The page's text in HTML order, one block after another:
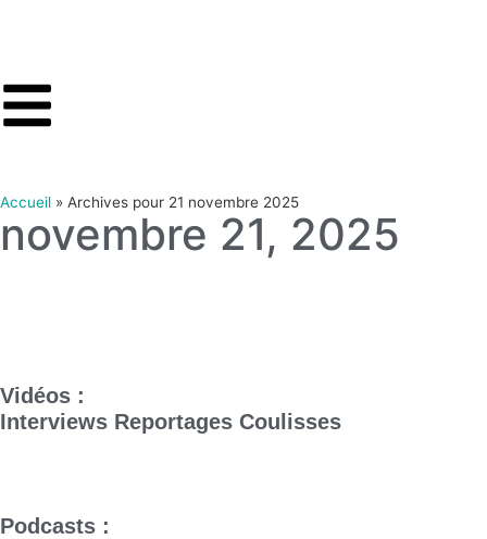
Accueil » Archives pour 21 novembre 2025
novembre 21, 2025
Vidéos :
Interviews Reportages Coulisses
Podcasts :